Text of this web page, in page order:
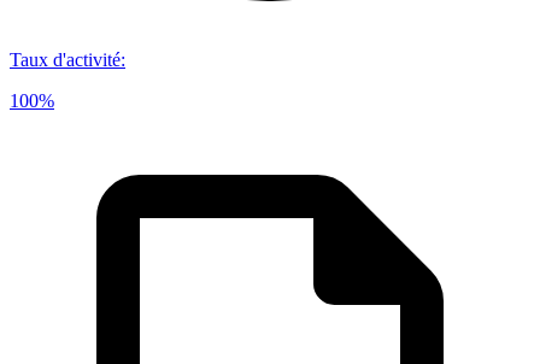
Taux d'activité:
100%